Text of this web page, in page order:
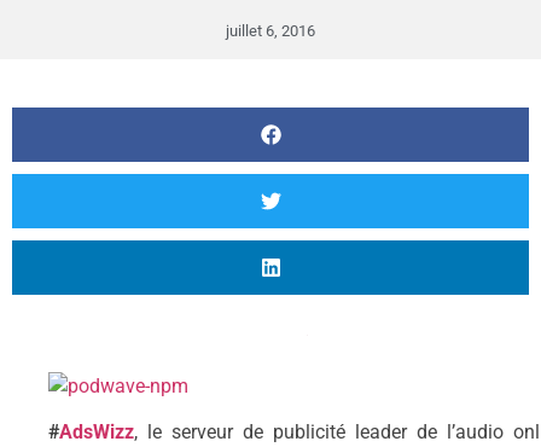
juillet 6, 2016
#AdsWizz, le serveur de publicité leader de l’audio